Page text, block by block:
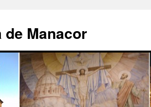
de Manacor